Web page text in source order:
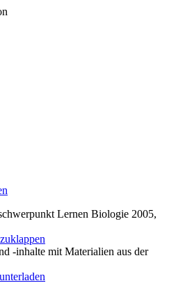
Lernen Biologie 2005,
-inhalte mit Materialien aus der